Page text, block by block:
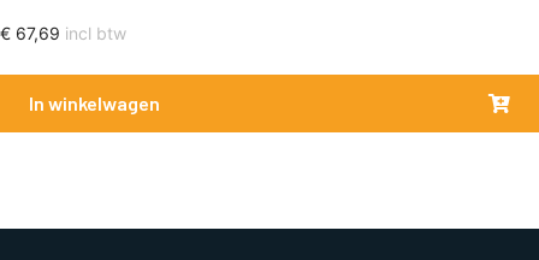
€ 67,69 incl btw
In winkelwagen